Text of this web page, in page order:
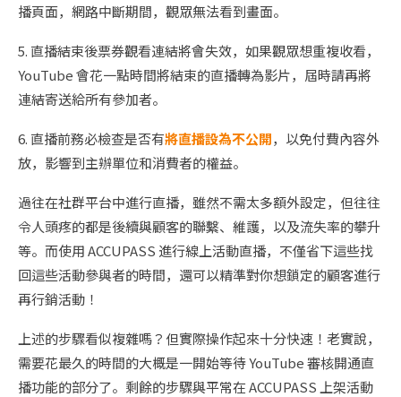
播頁面，網路中斷期間，觀眾無法看到畫面。
5. 直播結束後票券觀看連結將會失效，如果觀眾想重複收看，
YouTube 會花一點時間將結束的直播轉為影片，屆時請再將
連結寄送給所有參加者。
6. 直播前務必檢查是否有將直播設為不公開，以免付費內容外
放，影響到主辦單位和消費者的權益。
過往在社群平台中進行直播，雖然不需太多額外設定，但往往
令人頭疼的都是後續與顧客的聯繫、維護，以及流失率的攀升
等。而使用 ACCUPASS 進行線上活動直播，不僅省下這些找
回這些活動參與者的時間，還可以精準對你想鎖定的顧客進行
再行銷活動！
上述的步驟看似複雜嗎？但實際操作起來十分快速！老實說，
需要花最久的時間的大概是一開始等待 YouTube 審核開通直
播功能的部分了。剩餘的步驟與平常在 ACCUPASS 上架活動